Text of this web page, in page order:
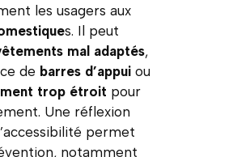
les usagers aux
s. Il peut
mal adaptés,
de barres d’appuiou
trop étroit pour
Une réflexion
permet
notamment